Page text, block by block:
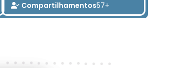
Compartilhamentos57+